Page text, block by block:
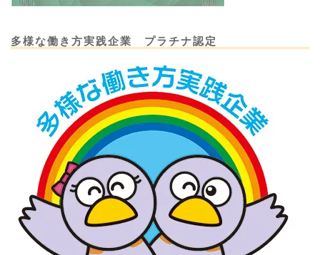
多様な働き方実践企業 プラチナ認定